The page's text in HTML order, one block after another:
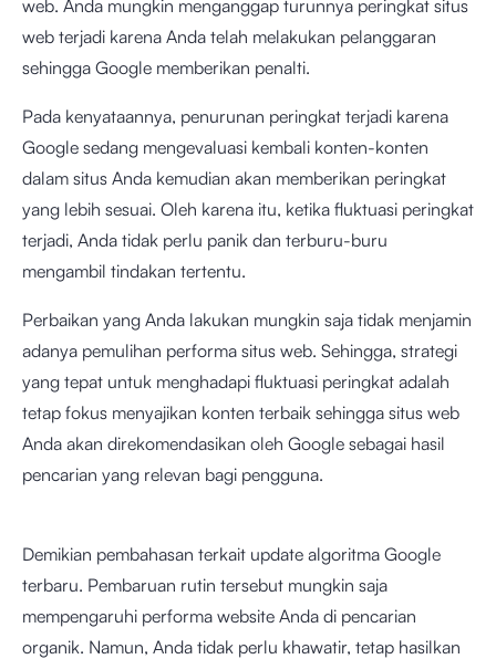
web. Anda mungkin menganggap turunnya peringkat situs
web terjadi karena Anda telah melakukan pelanggaran
sehingga Google memberikan penalti.
Pada kenyataannya, penurunan peringkat terjadi karena
Google sedang mengevaluasi kembali konten-konten
dalam situs Anda kemudian akan memberikan peringkat
yang lebih sesuai. Oleh karena itu, ketika fluktuasi peringkat
terjadi, Anda tidak perlu panik dan terburu-buru
mengambil tindakan tertentu.
Perbaikan yang Anda lakukan mungkin saja tidak menjamin
adanya pemulihan performa situs web. Sehingga, strategi
yang tepat untuk menghadapi fluktuasi peringkat adalah
tetap fokus menyajikan konten terbaik sehingga situs web
Anda akan direkomendasikan oleh Google sebagai hasil
pencarian yang relevan bagi pengguna.
Demikian pembahasan terkait update algoritma Google
terbaru. Pembaruan rutin tersebut mungkin saja
mempengaruhi performa website Anda di pencarian
organik. Namun, Anda tidak perlu khawatir, tetap hasilkan